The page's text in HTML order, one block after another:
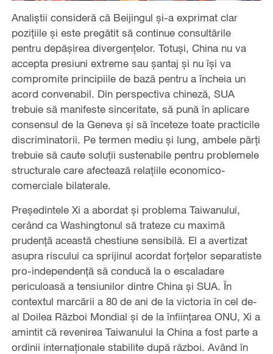
Analiștii consideră că Beijingul și-a exprimat clar
pozițiile și este pregătit să continue consultările
pentru depășirea divergențelor. Totuși, China nu va
accepta presiuni extreme sau șantaj și nu își va
compromite principiile de bază pentru a încheia un
acord convenabil. Din perspectiva chineză, SUA
trebuie să manifeste sinceritate, să pună în aplicare
consensul de la Geneva și să înceteze toate practicile
discriminatorii. Pe termen mediu și lung, ambele părți
trebuie să caute soluții sustenabile pentru problemele
structurale care afectează relațiile economico-
comerciale bilaterale.
Președintele Xi a abordat și problema Taiwanului,
cerând ca Washingtonul să trateze cu maximă
prudență această chestiune sensibilă. El a avertizat
asupra riscului ca sprijinul acordat forțelor separatiste
pro-independență să conducă la o escaladare
periculoasă a tensiunilor dintre China și SUA. În
contextul marcării a 80 de ani de la victoria în cel de-
al Doilea Război Mondial și de la înființarea ONU, Xi a
amintit că revenirea Taiwanului la China a fost parte a
ordinii internaționale stabilite după război. Având în